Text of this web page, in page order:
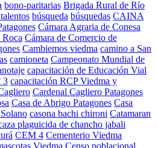
bono-paritarias Brigada Rural de Río
búsqueda búsquedas CAINA
Cámara Agraria de Conesa
Cámara de Comercio de
Cambiemos viedma camino a San
camioneta Campeonato Mundial de
capacitación de Educación Vial
3 capacitación RCP Viedma y
Cardenal Cagliero Patagones
Casa de Abrigo Patagones Casa
casona bachi chironi Catamaran
plaguicida de chancho jabali
CEM 4 Cementerio Viedma
Viedma Censo poblacional